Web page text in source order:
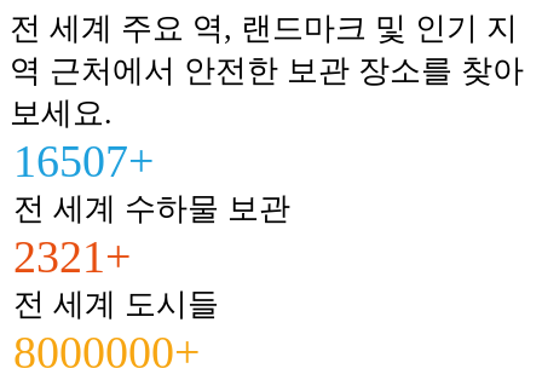
전 세계 주요 역, 랜드마크 및 인기 지
역 근처에서 안전한 보관 장소를 찾아
보세요.
16507+
전 세계 수하물 보관
2321+
전 세계 도시들
8000000+